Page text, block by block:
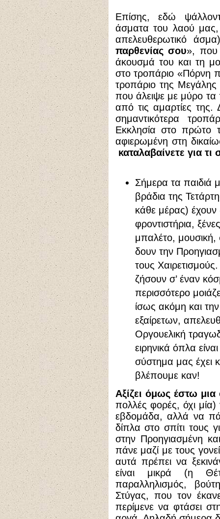
Επίσης, εδώ
άσματα του λαού
απελευθερωτικό
παρθενίας σου», που
άκουσμά του και τη
στο τροπάριο «Πόρνη
τροπάριο της Μεγάλης
που άλειψε με μύρο τα
από τις αμαρτίες
σημαντικότερα
Εκκλησία στο πρώτο
αφιερωμένη στη
καταλαβαίνετε για
Σήμερα τα παιδιά
βράδια της
κάθε μέρας) έχουν
φροντιστήρια,
μπαλέτο,
δουν την
τους
ζήσουν σ’ έναν
περισσότερο
ίσως ακόμη και
εξαίρετων,
Οργουελική
ειρηνικά όπλα
σύστημα μας έχει
βλέπουμε καν!
Αξίζει όμως έστω
πολλές φορές, όχι
εβδομάδα, αλλά να
δίπλα στο σπίτι τους
στην Προηγιασμένη
πάνε μαζί με τους
αυτά πρέπει να
είναι μικρά (η
παραλληλισμός,
Στύγας, που τον
περίμενε να φτάσει